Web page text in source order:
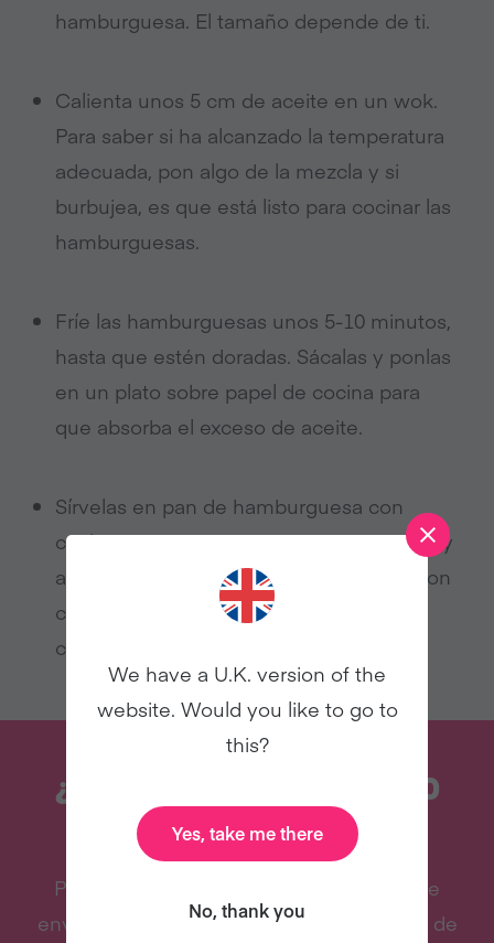
hamburguesa. El tamaño depende de ti.
Calienta unos 5 cm de aceite en un wok.
Para saber si ha alcanzado la temperatura
adecuada, pon algo de la mezcla y si
burbujea, es que está listo para cocinar las
hamburguesas.
Fríe las hamburguesas unos 5-10 minutos,
hasta que estén doradas. Sácalas y ponlas
en un plato sobre papel de cocina para
que absorba el exceso de aceite.
Sírvelas en pan de hamburguesa con
cualquier acompañamiento que te guste y
algunas patatas fritas. A mí me gustan con
cebolla morada, calabacín rallado y
conserva de chile.
¿QUIERES MÁS RECETAS COMO
ÉSTA?
Prueba el veganismo con Veganuary y te
enviaremos nuestro libro de cocina digital de
We have a U.K. version of the
website. Would you like to go to
this?
Yes, take me there
No, thank you